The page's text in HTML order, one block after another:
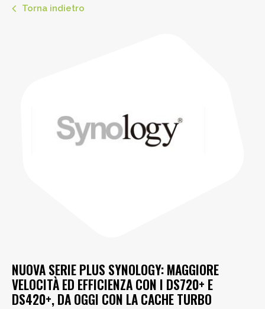
Torna indietro
NUOVA SERIE PLUS SYNOLOGY: MAGGIORE
VELOCITÀ ED EFFICIENZA CON I DS720+ E
DS420+, DA OGGI CON LA CACHE TURBO